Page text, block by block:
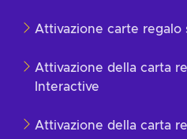
Attivazione carte regalo
Attivazione della carta
Interactive
Attivazione della carta